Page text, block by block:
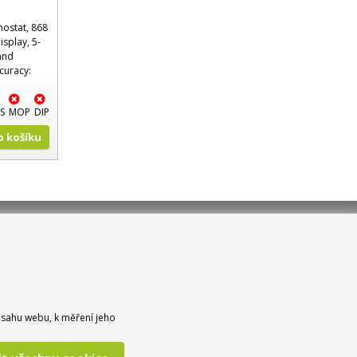
868
5-
MOP DIP
košíku
webu, k měření jeho